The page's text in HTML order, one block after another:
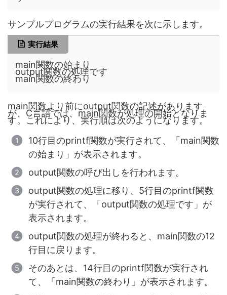
サンプルプログラムの実行結果を次に示します。
実行結果
main関数の始まり
output関数の処理です
main関数の終わり
main関数より前にoutput関数の記述があります
が、C言語では、main関数が処理の開始となりま
す。これにより、実行順は次のようになります。
10行目のprintf関数が実行されて、「main関数
の始まり」が表示されます。
output関数の呼び出しを行われます。
output関数の処理に移り、5行目のprintf関数
が実行されて、「output関数の処理です」が
表示されます。
output関数の処理が終わると、main関数の12
行目に戻ります。
そのあとは、14行目のprintf関数が実行され
て、「main関数の終わり」が表示されます。